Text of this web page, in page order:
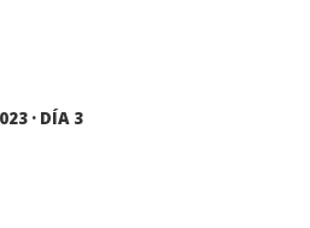
· DÍA 3